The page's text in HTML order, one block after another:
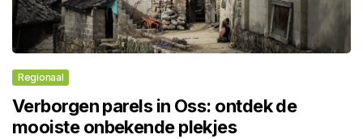
Regionaal
Verborgen parels in Oss: ontdek de
mooiste onbekende plekjes